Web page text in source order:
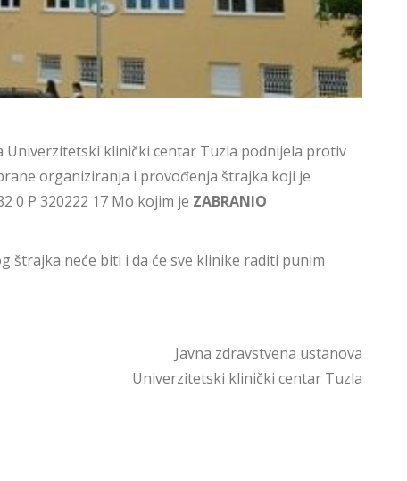
Univerzitetski klinički centar Tuzla podnijela protiv
organiziranja i provođenja štrajka koji je
0 P 320222 17 Mo kojim je ZABRANIO
štrajka neće biti i da će sve klinike raditi punim
Javna zdravstvena ustanova
Univerzitetski klinički centar Tuzla